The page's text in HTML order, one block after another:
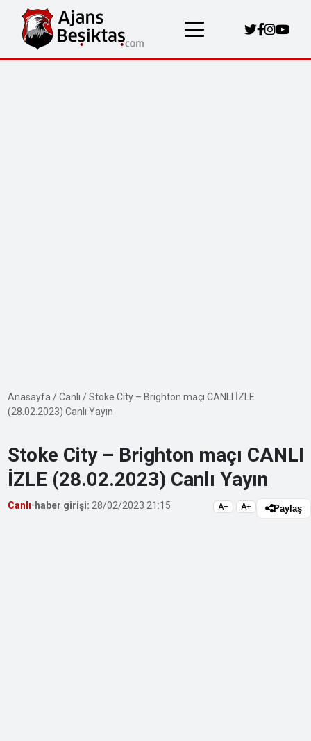
Anasayfa /Canlı /Stoke City – Brighton maçı CANLI İZLE
(28.02.2023) Canlı Yayın
Stoke City – Brighton maçı CANLI
İZLE (28.02.2023) Canlı Yayın
Canlı• haber girişi: 28/02/2023 21:15 A− A+ Paylaş